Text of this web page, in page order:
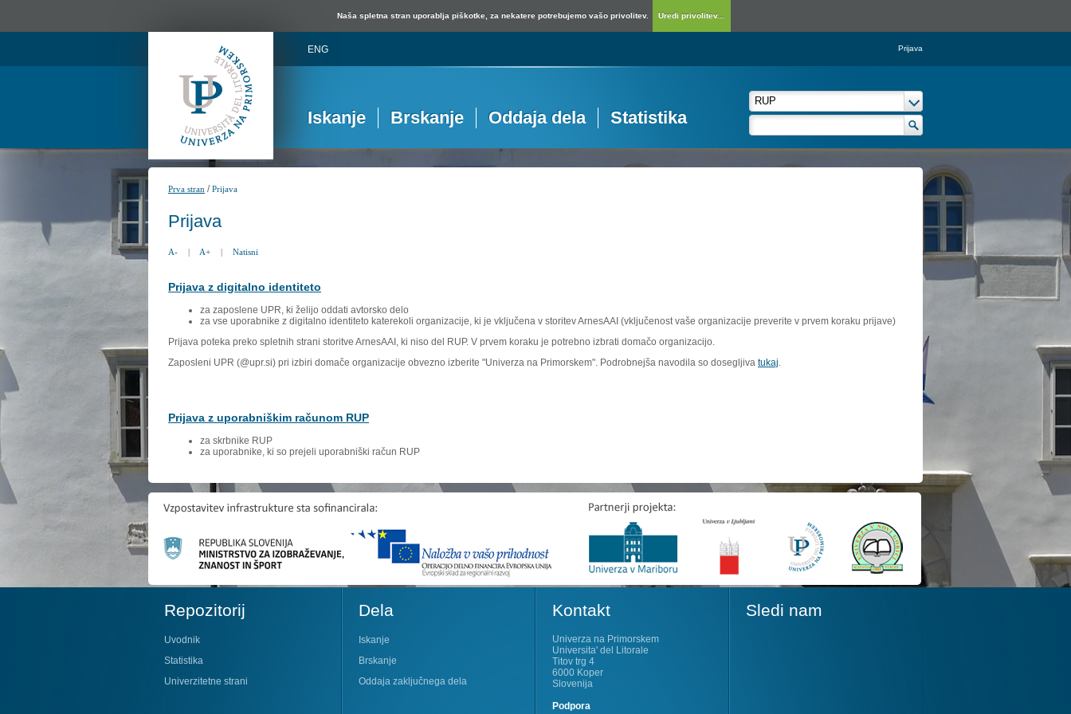
Naša spletna stran uporablja piškotke, za nekatere potrebujemo vašo privolitev. Uredi privolitev...
ENG Prijava
Iskanje Brskanje Oddaja dela Statistika
Prva stran /Prijava
Prijava
A- | A+ | Natisni
Prijava z digitalno identiteto
za zaposlene UPR, ki želijo oddati avtorsko delo
za vse uporabnike z digitalno identiteto katerekoli organizacije, ki je vključena v storitev ArnesAAI (vključenost vaše organizacije preverite v prvem koraku prijave)
Prijava poteka preko spletnih strani storitve ArnesAAI, ki niso del RUP. V prvem koraku je potrebno izbrati domačo organizacijo.
Zaposleni UPR (@upr.si) pri izbiri domače organizacije obvezno izberite "Univerza na Primorskem". Podrobnejša navodila so dosegljiva tukaj
Prijava z uporabniškim računom RUP
za skrbnike RUP
za uporabnike, ki so prejeli uporabniški račun RUP
Repozitorij
Uvodnik
Statistika
Univerzitetne strani
Dela
Iskanje
Brskanje
Oddaja zaključnega dela
Kontakt
Univerza na Primorskem
Universita' del Litorale
Titov trg 4
6000 Koper
Slovenija
Podpora
Sledi nam